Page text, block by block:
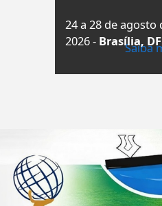
24 a 28 de agosto
2026 - Brasília, DF
Saiba